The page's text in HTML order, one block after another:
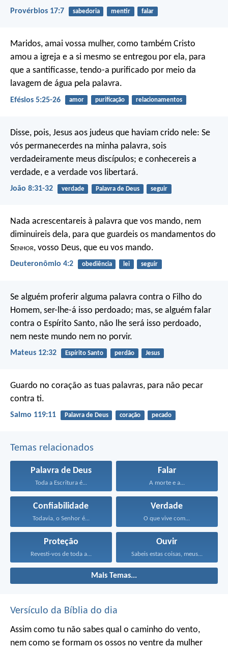
Provérbios 17:7 sabedoria mentir falar
Maridos, amai vossa mulher, como também Cristo
amou a igreja e a si mesmo se entregou por ela, para
que a santificasse, tendo-a purificado por meio da
lavagem de água pela palavra.
Efésios 5:25-26 amor purificação relacionamentos
Disse, pois, Jesus aos judeus que haviam crido nele: Se
vós permanecerdes na minha palavra, sois
verdadeiramente meus discípulos; e conhecereis a
verdade, e a verdade vos libertará.
João 8:31-32 verdade Palavra de Deus seguir
Nada acrescentareis à palavra que vos mando, nem
diminuireis dela, para que guardeis os mandamentos do
Senhor, vosso Deus, que eu vos mando.
Deuteronômio 4:2 obediência lei seguir
Se alguém proferir alguma palavra contra o Filho do
Homem, ser-lhe-á isso perdoado; mas, se alguém falar
contra o Espírito Santo, não lhe será isso perdoado,
nem neste mundo nem no porvir.
Mateus 12:32 Espírito Santo perdão Jesus
Guardo no coração as tuas palavras, para não pecar
contra ti.
Salmo 119:11 Palavra de Deus coração pecado
Temas relacionados
Palavra de Deus
Toda a Escritura é...
Falar
A morte e a...
Confiabilidade
Todavia, o Senhor é...
Verdade
O que vive com...
Proteção
Revesti-vos de toda a...
Ouvir
Sabeis estas coisas, meus...
Mais Temas...
Versículo da Bíblia do dia
Assim como tu não sabes qual o caminho do vento,
nem como se formam os ossos no ventre da mulher